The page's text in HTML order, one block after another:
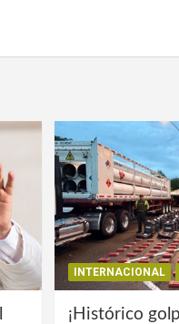
INTERNACIONAL
¡Histórico